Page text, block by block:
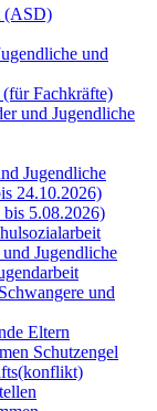
(ASD)
und
Fachkräfte)
und Jugendliche
Jugendliche
24.10.2026)
bis 5.08.2026)
Jugendliche
und
Eltern
Schutzengel